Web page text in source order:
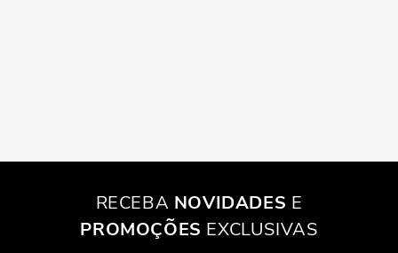
RECEBA NOVIDADES E
PROMOÇÕES EXCLUSIVAS